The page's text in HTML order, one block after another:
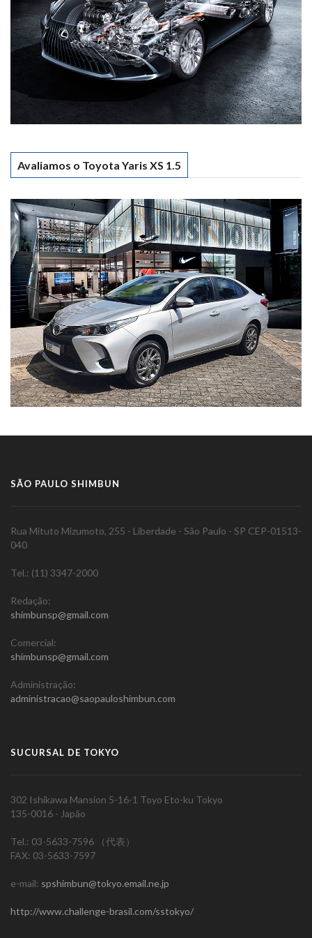
Avaliamos o Toyota Yaris XS 1.5
SÃO PAULO SHIMBUN
Rua Mituto Mizumoto, 255 - Liberdade - São Paulo - SP CEP-01513-
040
Tel.: (11) 3347-2000
Redação:
shimbunsp@gmail.com
Comercial:
shimbunsp@gmail.com
Administração:
administracao@saopauloshimbun.com
SUCURSAL DE TOKYO
302 Ishikawa Mansion 5-16-1 Toyo Eto-ku Tokyo
135-0016 - Japão
Tel.: 03-5633-7596 （代表）
FAX: 03-5633-7597
e-mail: spshimbun@tokyo.email.ne.jp
http://www.challenge-brasil.com/sstokyo/